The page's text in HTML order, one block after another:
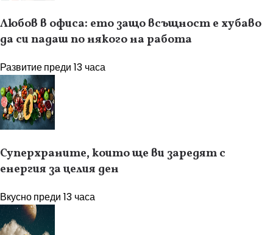
Любов в офиса: ето защо всъщност е хубаво
да си падаш по някого на работа
Развитиепреди 13 часа
Суперхраните, които ще ви заредят с
енергия за целия ден
Вкуснопреди 13 часа